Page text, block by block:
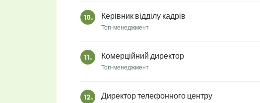
10. Керівник відділу кадрів
Топ-менеджмент
11. Комерційний директор
Топ-менеджмент
12. Директор телефонного центру